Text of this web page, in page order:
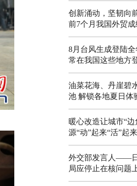
创新涌动，坚韧
前7个月我国外贸
8月台风生成登陆
常在我国这些地方
油菜花海、丹崖碧
池 解锁各地夏日体
暖心改造让城市“边
源“动”起来“活”起来
外交部发言人——
局应停止在核问题